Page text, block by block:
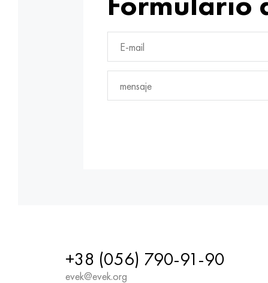
+38 (056) 790-91-90
evek@evek.org